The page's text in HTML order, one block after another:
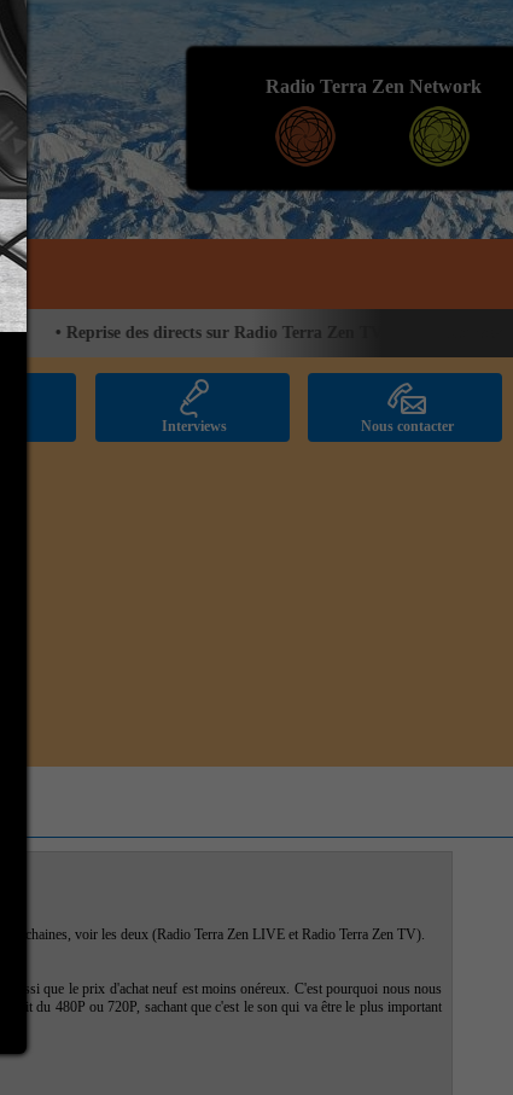
Radio Terra Zen Network
•Reprise des directs sur Radio Terra Zen TV
Interviews Nous contacter
chaines, voir les deux (Radio Terra Zen LIVE et Radio Terra Zen TV).
aussi que le prix d'achat neuf est moins onéreux. C'est pourquoi nous nous
du 480P ou 720P, sachant que c'est le son qui va être le plus important